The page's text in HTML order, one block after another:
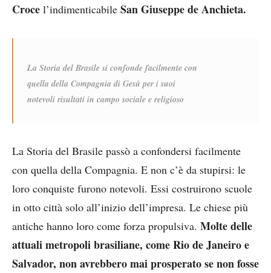
Croce l’indimenticabile San Giuseppe de Anchieta.
La Storia del Brasile si confonde facilmente con
quella della Compagnia di Gesù per i suoi
notevoli risultati in campo sociale e religioso
La Storia del Brasile passò a confondersi facilmente
con quella della Compagnia. E non c’è da stupirsi: le
loro conquiste furono notevoli. Essi costruirono scuole
in otto città solo all’inizio dell’impresa. Le chiese più
antiche hanno loro come forza propulsiva. Molte delle
attuali metropoli brasiliane, come Rio de Janeiro e
Salvador, non avrebbero mai prosperato se non fosse